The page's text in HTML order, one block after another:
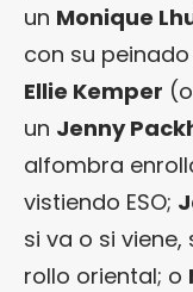
un Monique
con su
Ellie Kemper
un Jenny
alfombra
vistiendo ESO;
si va o si
rollo oriental; o